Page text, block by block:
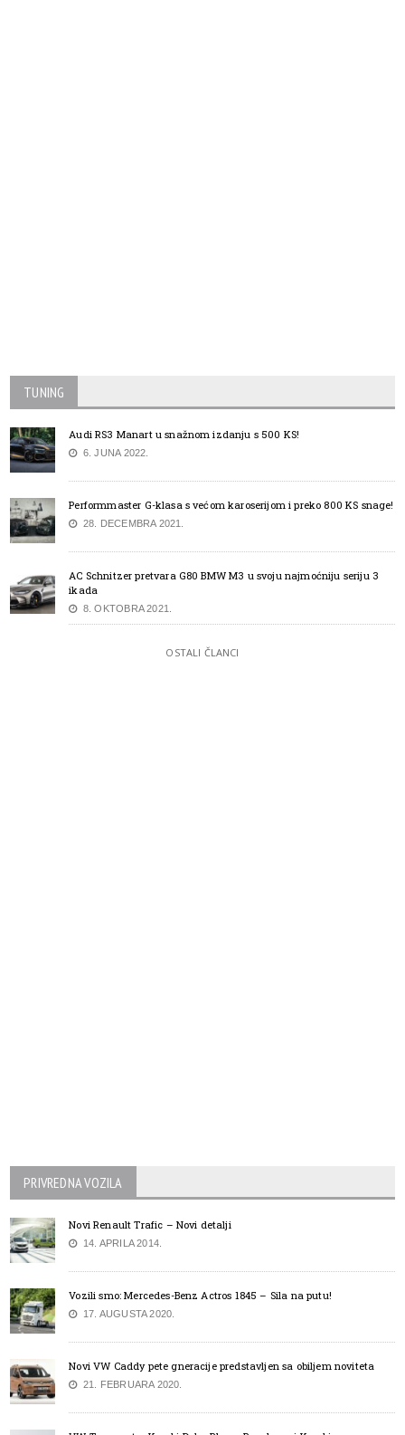
TUNING
Audi RS3 Manart u snažnom izdanju s 500 KS!
6. JUNA 2022.
Performmaster G-klasa s većom karoserijom i preko 800 KS snage!
28. DECEMBRA 2021.
AC Schnitzer pretvara G80 BMW M3 u svoju najmoćniju seriju 3
ikada
8. OKTOBRA 2021.
OSTALI ČLANCI
PRIVREDNA VOZILA
Novi Renault Trafic – Novi detalji
14. APRILA 2014.
Vozili smo: Mercedes-Benz Actros 1845 – Sila na putu!
17. AUGUSTA 2020.
Novi VW Caddy pete gneracije predstavljen sa obiljem noviteta
21. FEBRUARA 2020.